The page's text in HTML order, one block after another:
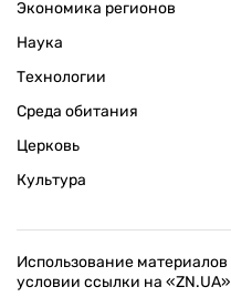
Экономика регионов
Наука
Технологии
Среда обитания
Церковь
Культура
Использование
условии ссылки на